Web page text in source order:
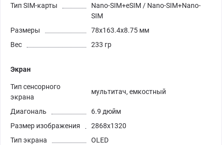
Тип SIM-карты
Nano-SIM+eSIM / Nano-SIM+Nano-
SIM
Размеры
78x163.4x8.75 мм
Вес
233 гр
Экран
Тип сенсорного
экрана
мультитач, емкостный
Диагональ
6.9 дюйм
Размер изображения
2868x1320
Тип экрана
OLED